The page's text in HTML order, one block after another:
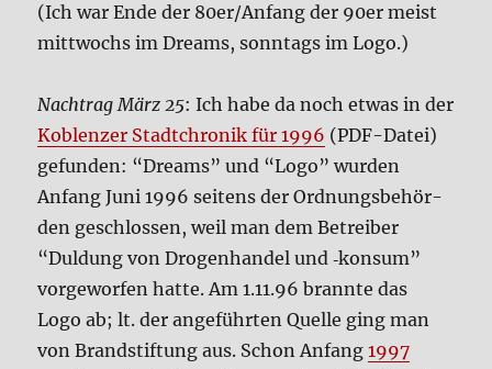
(Ich war Ende der 80er/Anfang der 90er meist
mitt­wochs im Dreams, sonn­tags im Logo.)
Nach­trag März 25: Ich habe da noch etwas in der
Koblen­zer Stadt­chro­nik für 1996 (PDF-Datei)
gefun­den: “Dreams” und “Logo” wur­den
Anfang Juni 1996 sei­tens der Ord­nungs­be­hör­
den geschlos­sen, weil man dem Betrei­ber
“Dul­dung von Dro­gen­han­del und ‑kon­sum”
vor­ge­wor­fen hat­te. Am 1.11.96 brann­te das
Logo ab; lt. der ange­führ­ten Quel­le ging man
von Brand­stif­tung aus. Schon Anfang1997